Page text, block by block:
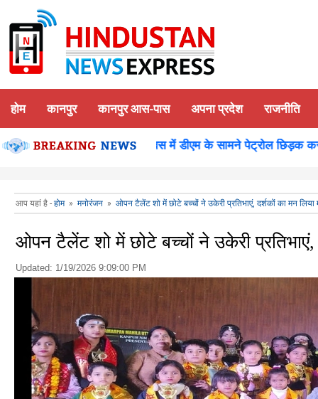
होम कानपुर कानपुर आस-पास अपना प्रदेश राजनीति
पूजन कानपुर-समाधान दिवस में डीएम के सामने पेट्रोल छिड़क कर
आप यहां है - होम» मनोरंजन » ओपन टैलेंट शो में छोटे बच्चों ने उकेरी प्रतिभाएं, दर्शकों का मन लिया
ओपन टैलेंट शो में छोटे बच्चों ने उकेरी प्रतिभाएं,
Updated: 1/19/2026 9:09:00 PM